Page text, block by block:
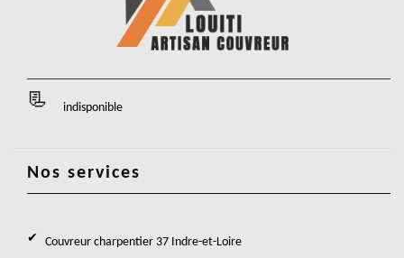
indisponible
Nos services
Couvreur charpentier 37 Indre-et-Loire